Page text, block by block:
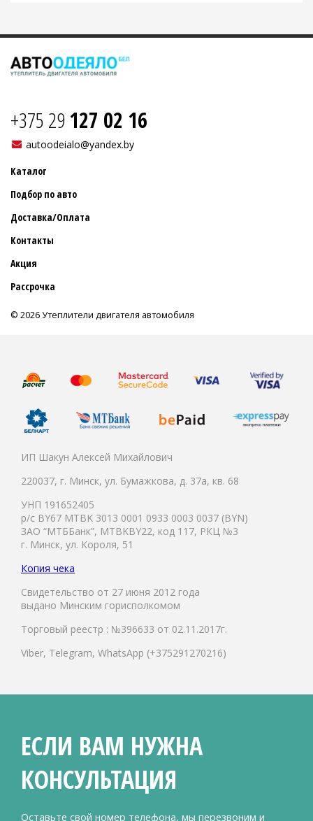
+375 29127 02 16
autoodeialo@yandex.by
Каталог
Подбор по авто
Доставка/Оплата
Контакты
Акция
Рассрочка
© 2026 Утеплители двигателя автомобиля
ИП Шакун Алексей Михайлович
220037, г. Минск, ул. Бумажкова, д. 37а, кв. 68
УНП 191652405
р/с BY67 MTBK 3013 0001 0933 0003 0037 (BYN)
ЗАО “МТББанк”, MTBKBY22, код 117, РКЦ №3
г. Минск, ул. Короля, 51
Копия чека
Свидетельство от 27 июня 2012 года
выдано Минским горисполкомом
Торговый реестр : №396633 от 02.11.2017г.
Viber, Telegram, WhatsApp (+375291270216)
ЕСЛИ ВАМ НУЖНА
КОНСУЛЬТАЦИЯ
Оставьте свой номер телефона, мы перезвоним и